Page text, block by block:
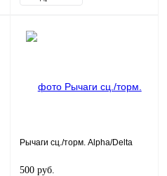
Рычаги сц./торм. Alpha/Delta
500 руб.